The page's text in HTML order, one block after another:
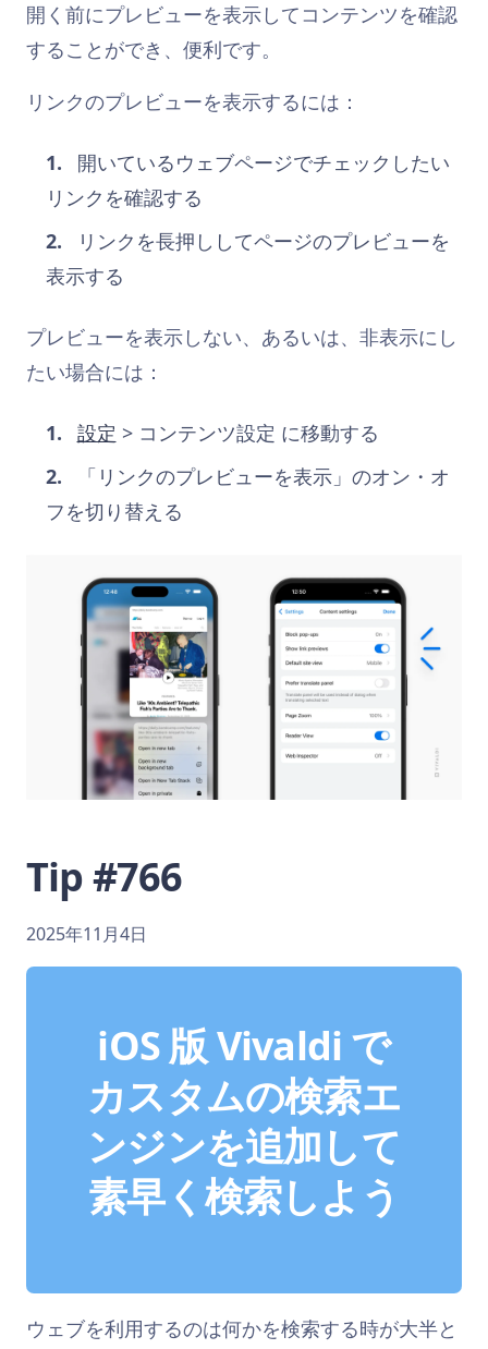
開く前にプレビューを表示してコンテンツを確認
することができ、便利です。
リンクのプレビューを表示するには：
開いているウェブページでチェックしたい
リンクを確認する
リンクを長押ししてページのプレビューを
表示する
プレビューを表示しない、あるいは、非表示にし
たい場合には：
設定 > コンテンツ設定 に移動する
「リンクのプレビューを表示」のオン・オ
フを切り替える
Tip #766
2025年11月4日
iOS 版 Vivaldi で
カスタムの検索エ
ンジンを追加して
素早く検索しよう
ウェブを利用するのは何かを検索する時が大半と